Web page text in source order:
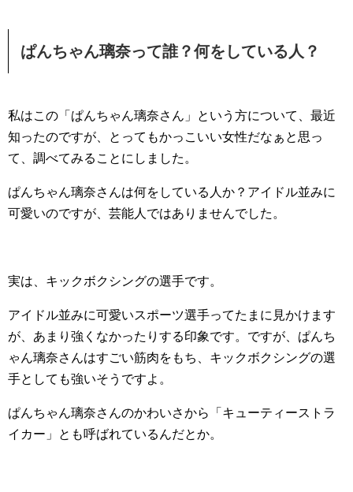
ぱんちゃん璃奈って誰？何をしている人？
私はこの「ぱんちゃん璃奈さん」という方について、最近
知ったのですが、とってもかっこいい女性だなぁと思っ
て、調べてみることにしました。
ぱんちゃん璃奈さんは何をしている人か？アイドル並みに
可愛いのですが、芸能人ではありませんでした。
実は、キックボクシングの選手です。
アイドル並みに可愛いスポーツ選手ってたまに見かけます
が、あまり強くなかったりする印象です。ですが、ぱんち
ゃん璃奈さんはすごい筋肉をもち、キックボクシングの選
手としても強いそうですよ。
ぱんちゃん璃奈さんのかわいさから「キューティーストラ
イカー」とも呼ばれているんだとか。